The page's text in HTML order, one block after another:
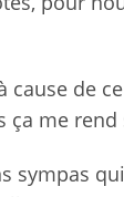
de
ça me rend
sympas